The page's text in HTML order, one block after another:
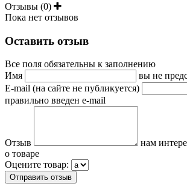
Отзывы (0)
Пока нет отзывов
Оставить отзыв
Все поля обязательны к заполнению
Имя
вы не
E-mail (на сайте не публикуется)
правильно введен e-mail
Отзыв
нам
о товаре
Оцените товар: